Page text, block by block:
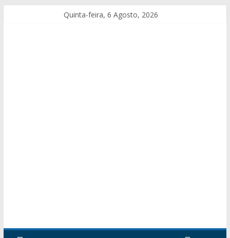
Quinta-feira, 6 Agosto, 2026